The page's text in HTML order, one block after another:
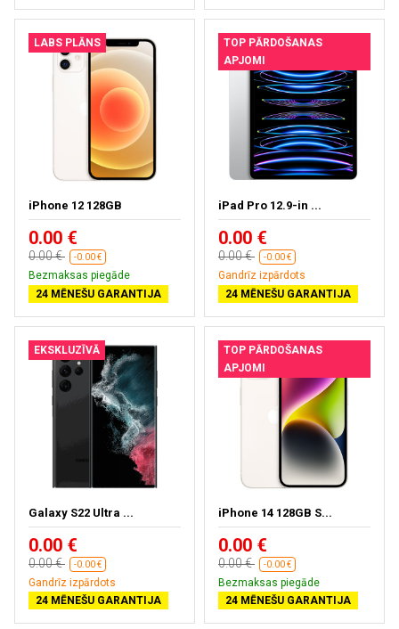
LABS PLĀNS
iPhone 12 128GB
0.00 €
0.00 € -0.00 €
Bezmaksas piegāde
24 MĒNEŠU GARANTIJA
TOP PĀRDOŠANAS
APJOMI
iPad Pro 12.9-in ...
0.00 €
0.00 € -0.00 €
Gandrīz izpārdots
24 MĒNEŠU GARANTIJA
EKSKLUZĪVĀ
Galaxy S22 Ultra ...
0.00 €
0.00 € -0.00 €
Gandrīz izpārdots
24 MĒNEŠU GARANTIJA
TOP PĀRDOŠANAS
APJOMI
iPhone 14 128GB S...
0.00 €
0.00 € -0.00 €
Bezmaksas piegāde
24 MĒNEŠU GARANTIJA